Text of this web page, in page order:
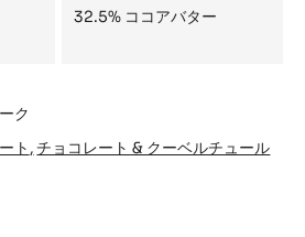
32.5% ココアバター
ク
ト チョコレート & クーベルチュール